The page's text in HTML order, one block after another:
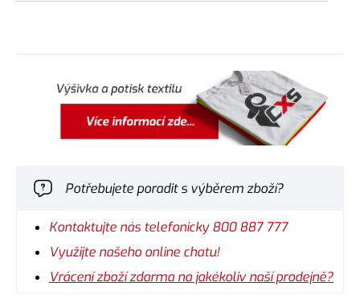
Potřebujete poradit s výběrem zboží?
Kontaktujte nás telefonicky 800 887 777
Využijte našeho online chatu!
Vrácení zboží zdarma na jakékoliv naší prodejně?